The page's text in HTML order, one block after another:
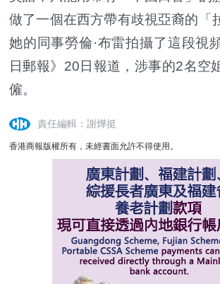
做了一個在西方帶有歧視亞裔的「
她的同事勞倫·布雷拍攝了這段視
日郵報》20日報道，涉事的2名空
僱。
責任編輯：謝燁挺
香港商報版權所有，未經書面允許不得使用。